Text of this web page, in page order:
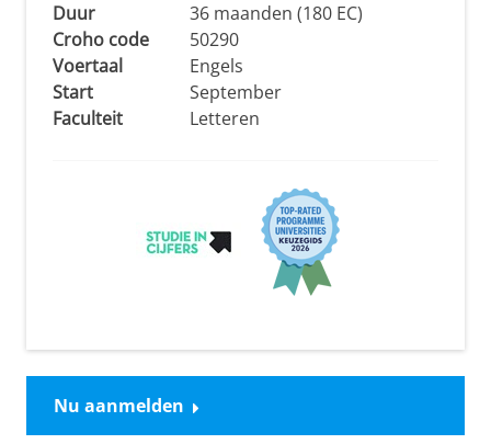
Duur
36 maanden (180 EC)
Croho code
50290
Voertaal
Engels
Start
September
Faculteit
Letteren
Nu aanmelden